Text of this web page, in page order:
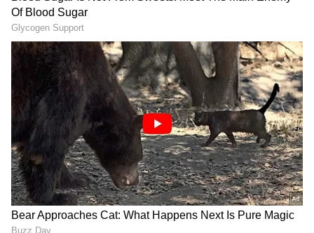
మాత్రమే కాదు, ఈ వివరాలు
కూడా ఉంటాయి... చూసి కొనండి
Almonds: ఉద‌యం టిఫిన్
చేయ‌డానికి స‌మ‌యం ఉండ‌డం
లేదా.? ఇవి తింటే చాలు
Eggs: కోడి గుడ్లను ఫ్రిజ్ లో
పెడుతున్నారా? ఈ విషయం
తెలుసుకోవాల్సిందే
LATEST VIDEOS